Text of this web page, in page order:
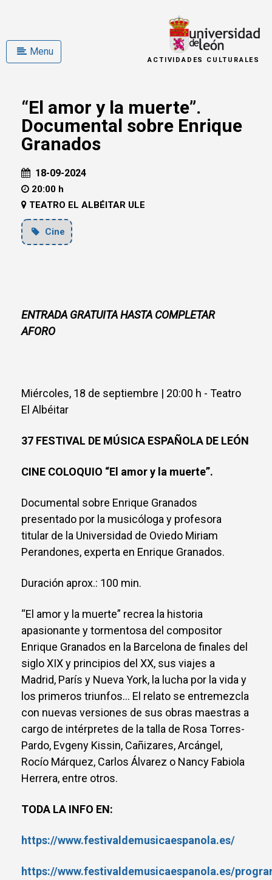
Menu
ACTIVIDADES CULTURALES
“El amor y la muerte”.
Documental sobre Enrique
Granados
18-09-2024
20:00 h
TEATRO EL ALBÉITAR ULE
Cine
ENTRADA GRATUITA HASTA COMPLETAR
AFORO
Miércoles, 18 de septiembre | 20:00 h - Teatro
El Albéitar
37 FESTIVAL DE MÚSICA ESPAÑOLA DE LEÓN
CINE COLOQUIO “El amor y la muerte”.
Documental sobre Enrique Granados
presentado por la musicóloga y profesora
titular de la Universidad de Oviedo Miriam
Perandones, experta en Enrique Granados.
Duración aprox.: 100 min.
“El amor y la muerte” recrea la historia
apasionante y tormentosa del compositor
Enrique Granados en la Barcelona de finales del
siglo XIX y principios del XX, sus viajes a
Madrid, París y Nueva York, la lucha por la vida y
los primeros triunfos... El relato se entremezcla
con nuevas versiones de sus obras maestras a
cargo de intérpretes de la talla de Rosa Torres-
Pardo, Evgeny Kissin, Cañizares, Arcángel,
Rocío Márquez, Carlos Álvarez o Nancy Fabiola
Herrera, entre otros.
TODA LA INFO EN:
https://www.festivaldemusicaespanola.es/
https://www.festivaldemusicaespanola.es/